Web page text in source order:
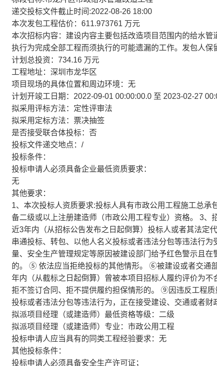
递交投标文件截止时间:2022-08-26 18:00
本次发包工程估价：611.973761 万元
本次招标内容：建设内容主要包括改造项目范围内的给水
执行为完成全部工程而须执行的可能遗漏的工作。发包人
计划总投资：734.16 万元
工程地址：深圳市龙华区
项目现场的具体位置和周边环境：无
计划开竣工日期：2022-09-01 00:00:00.0 至 2023-02-27
拟采用评标方法：定性评审法
拟采用定标方法：票决抽签
是否接受联合体投标：否
投标文件递交地点：/
投标条件：
投标申请人必须具备企业最低资质要求：
无
其他要求：
1、本次投标人资质要求:投标人具有市政公用工程施工总
备二级或以上注册建造师（市政公用工程专业）资格。 3
近3年内（从招标公告发布之日起倒算）投标人或者其法
串通投标、转包、以他人名义投标或者违法分包等违法行
量、安全生产管理规定等原因被建设部门给予红色警示且
的。 ⑤ 依法应当拒绝投标的其他情形。 ⑥被建设或者交通
年内（从截标之日起倒算）曾被本项目招标人履约评价为
拒不签订合同、拒不提供履约担保情形的。 ⑨因违反工程
投标或者违法分包等违法行为，正在接受建设、交通或者财
拟派项目经理（或建造师）最低资格等级：二级
拟派项目经理（或建造师）专业：市政公用工程
投标申请人应当具有的同类工程经验要求：无
其他投标条件：
投标申请人必须具备安全生产许可证；